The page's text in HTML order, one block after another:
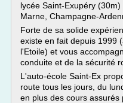
lycée Saint-Exupéry
Marne, Champagne-
Forte de sa solide
existe en fait depuis 1999
l'Etoile) et vous
conduite et de la sécurité
L'auto-école Saint-Ex
route tous les jours, du
en plus des cours